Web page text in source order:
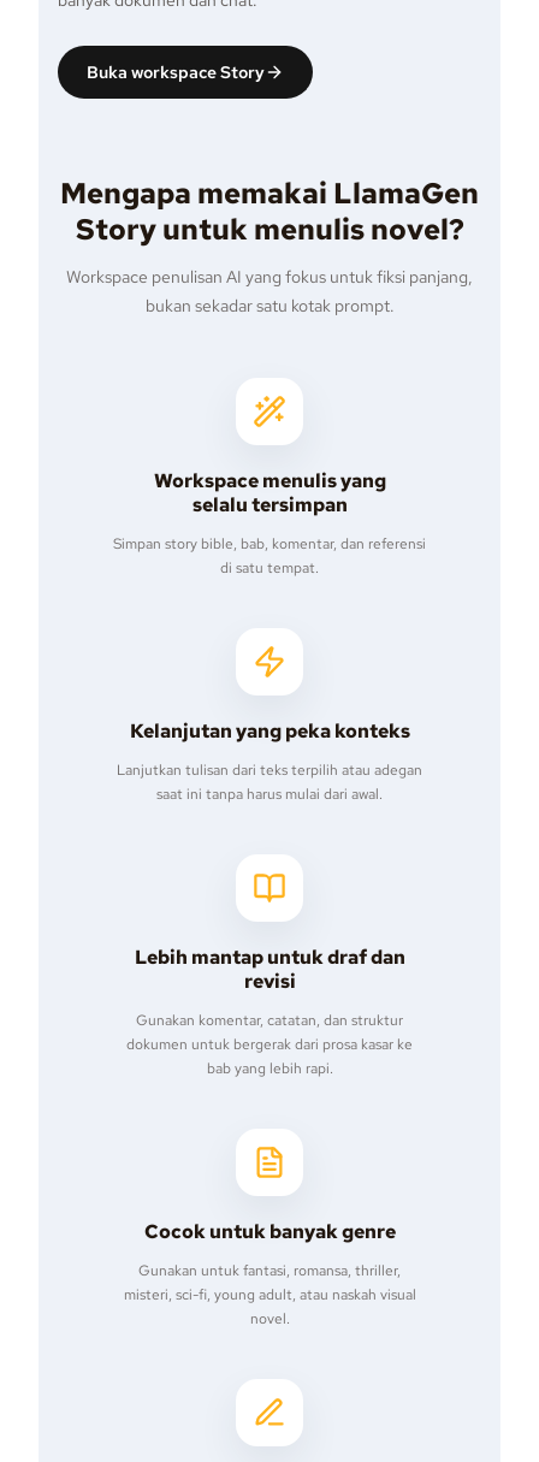
Buka workspace Story
Mengapa memakai LlamaGen
Story untuk menulis novel?
Workspace penulisan AI yang fokus untuk fiksi panjang,
bukan sekadar satu kotak prompt.
Workspace menulis yang
selalu tersimpan
Simpan story bible, bab, komentar, dan referensi
di satu tempat.
Kelanjutan yang peka konteks
Lanjutkan tulisan dari teks terpilih atau adegan
saat ini tanpa harus mulai dari awal.
Lebih mantap untuk draf dan
revisi
Gunakan komentar, catatan, dan struktur
dokumen untuk bergerak dari prosa kasar ke
bab yang lebih rapi.
Cocok untuk banyak genre
Gunakan untuk fantasi, romansa, thriller,
misteri, sci-fi, young adult, atau naskah visual
novel.